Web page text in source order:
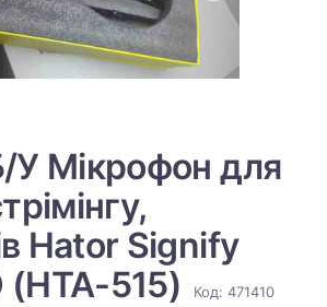
У Мікрофон для
Hator Signify
(HTA-515)
Код: 471410